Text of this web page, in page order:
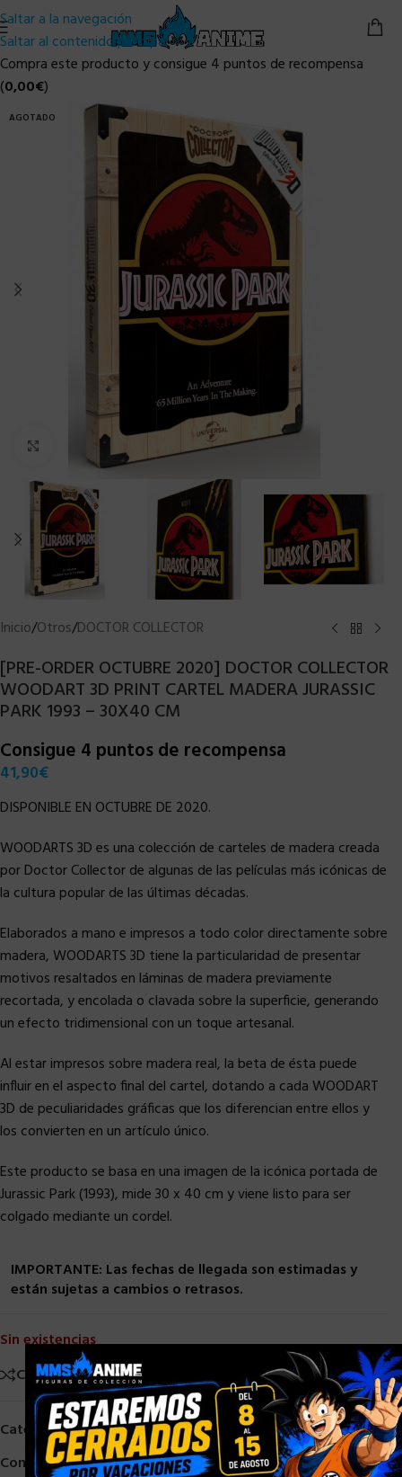
Saltar a la navegación
Saltar al contenido principal
Compra este producto y consigue 4 puntos de recompensa
(0,00€)
AGOTADO
Clic para ampliar
Inicio/Otros/DOCTOR COLLECTOR
[PRE-ORDER OCTUBRE 2020] DOCTOR COLLECTOR
WOODART 3D PRINT CARTEL MADERA JURASSIC
PARK 1993 – 30X40 CM
Consigue 4 puntos de recompensa
41,90€
DISPONIBLE EN OCTUBRE DE 2020.
WOODARTS 3D es una colección de carteles de madera creada
por Doctor Collector de algunas de las películas más icónicas de
la cultura popular de las últimas décadas.
Elaborados a mano e impresos a todo color directamente sobre
madera, WOODARTS 3D tiene la particularidad de presentar
motivos resaltados en láminas de madera previamente
recortada, y encolada o clavada sobre la superficie, generando
un efecto tridimensional con un toque artesanal.
Al estar impresos sobre madera real, la beta de ésta puede
influir en el aspecto final del cartel, dotando a cada WOODART
3D de peculiaridades gráficas que los diferencian entre ellos y
los convierten en un artículo único.
Este producto se basa en una imagen de la icónica portada de
Jurassic Park (1993), mide 30 x 40 cm y viene listo para ser
colgado mediante un cordel.
IMPORTANTE: Las fechas de llegada son estimadas y
están sujetas a cambios o retrasos.
Sin existencias
Comparar
Añadir a la lista de deseos
Categorías:DOCTOR COLLECTOR, Otros
Compartir:
×